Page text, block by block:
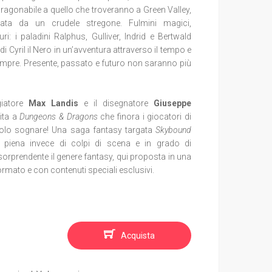
a quello che troveranno a Green Valley,
da un crudele stregone. Fulmini magici,
i paladini Ralphus, Gulliver, Indrid e Bertwald
Cyril il Nero in un’avventura attraverso il tempo e
Presente, passato e futuro non saranno più
Max Landis e il disegnatore Giuseppe
aDungeons & Dragonsche finora i giocatori di
sognare! Una saga fantasy targata Skybound
piena invece di colpi di scena e in grado di
il genere fantasy, qui proposta in una
e con contenuti speciali esclusivi.
Acquista